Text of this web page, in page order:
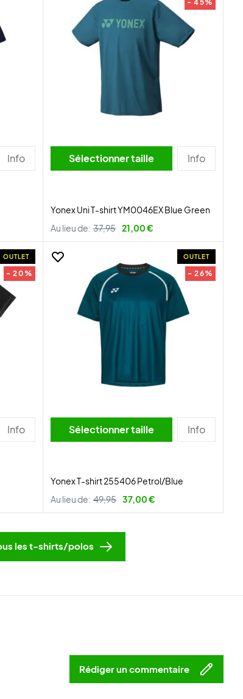
Info
- 45%
Sélectionner taille Info
Yonex Uni T-shirt YM0046EX Blue Green
Au lieu de: 37,95 21,00 €
OUTLET
- 20%
Info
OUTLET
- 26%
Sélectionner taille Info
Yonex T-shirt 255406 Petrol/Blue
Au lieu de: 49,95 37,00 €
les t-shirts/polos
Rédiger un commentaire